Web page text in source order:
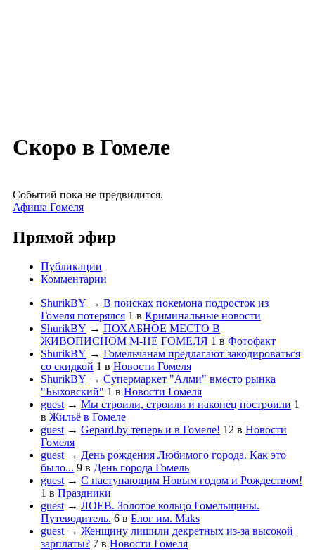
Скоро в Гомеле
Событий пока не предвидится.
Афиша Гомеля
Прямой эфир
Публикации
Комментарии
ShurikBY → В поисках покемона подросток из
Гомеля потерялся 1 в Криминальные новости
ShurikBY → ПОХАБНОЕ МЕСТО В
ЖИВОПИСНОМ М-НЕ ГОМЕЛЯ 1 в Фотофакт
ShurikBY → Гомельчанам предлагают закодироваться
со скидкой 1 в Новости Гомеля
ShurikBY → Супермаркет "Алми" вместо рынка
"Быховский" 1 в Новости Гомеля
guest→ Мы строили, строили и наконец построили 1
в Жильё в Гомеле
guest→ Gepard.by теперь и в Гомеле! 12 в Новости
Гомеля
guest→ День рождения Любимого города. Как это
было... 9 в День города Гомель
guest→ С наступающим Новым годом и Рождеством!
1 в Праздники
guest→ ЛОЕВ. Золотое кольцо Гомельщины.
Путеводитель. 6 в Блог им. Maks
guest→ Женщину лишили декретных из-за высокой
зарплаты? 7 в Новости Гомеля